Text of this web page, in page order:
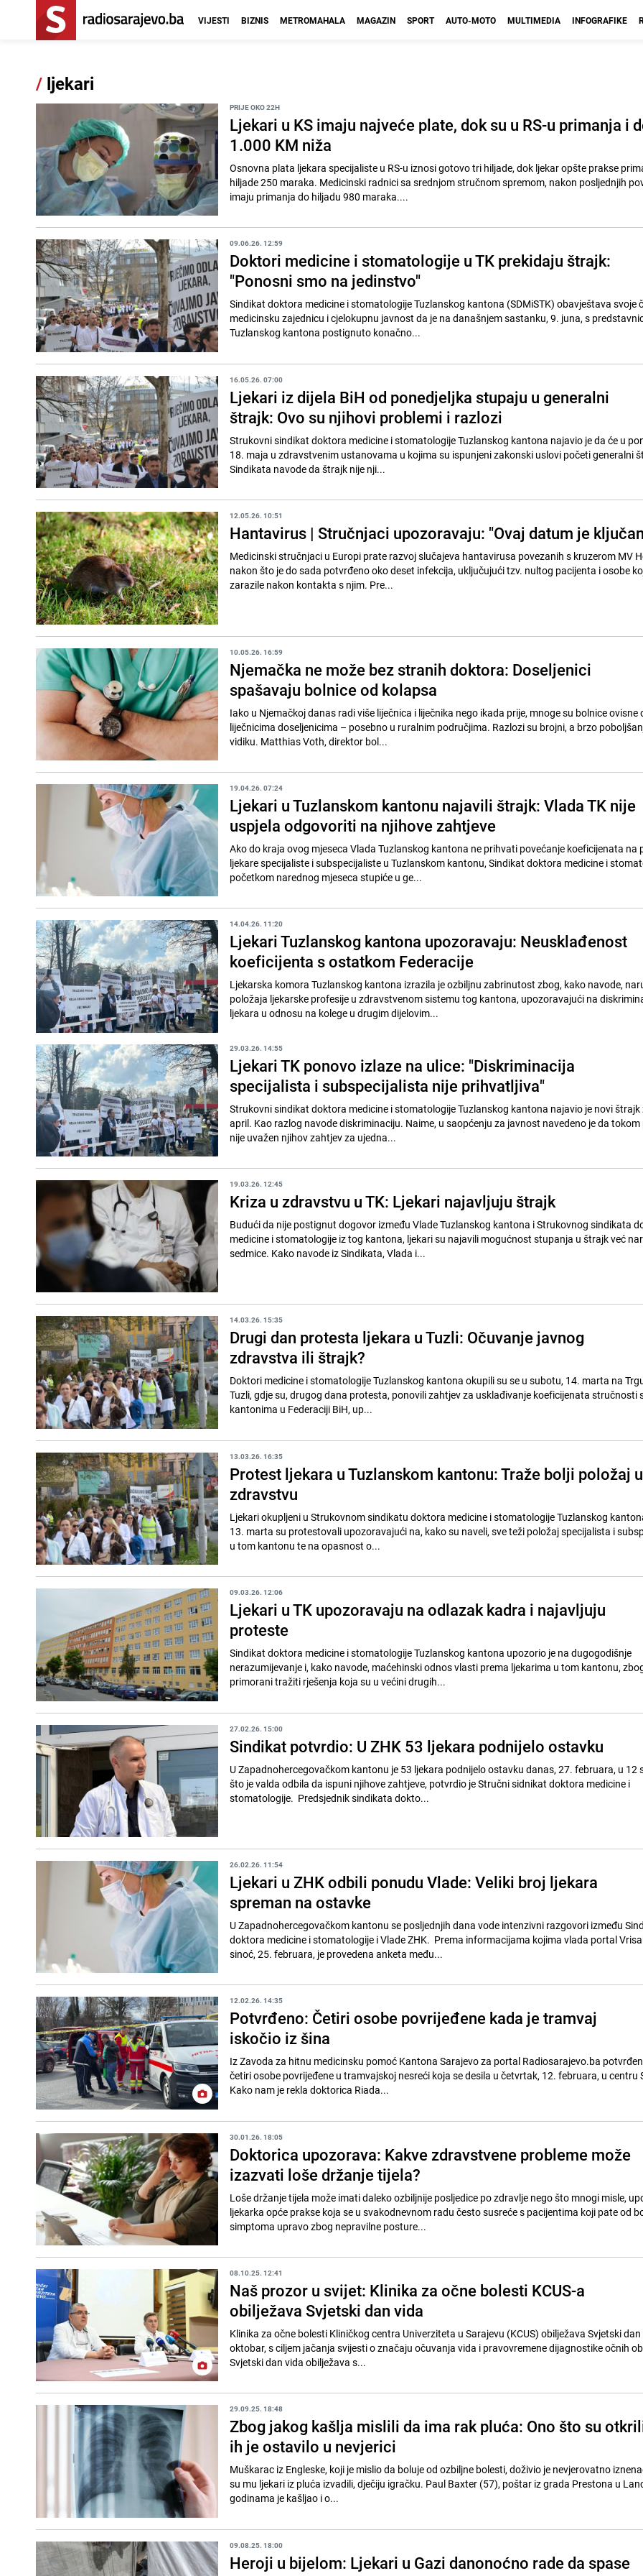
VIJESTI BIZNIS METROMAHALA MAGAZIN SPORT AUTO-MOTO MULTIMEDIA INFOGRAFIKE
/ ljekari
PRIJE OKO 22H
Ljekari u KS imaju najveće plate, dok su u RS-u primanja i
1.000 KM niža
Osnovna plata ljekara specijaliste u RS-u iznosi gotovo tri hiljade, dok ljekar opšte prakse
hiljade 250 maraka. Medicinski radnici sa srednjom stručnom spremom, nakon posljednjih
imaju primanja do hiljadu 980 maraka....
09.06.26. 12:59
Doktori medicine i stomatologije u TK prekidaju štrajk:
"Ponosni smo na jedinstvo"
Sindikat doktora medicine i stomatologije Tuzlanskog kantona (SDMiSTK) obavještava svoje
medicinsku zajednicu i cjelokupnu javnost da je na današnjem sastanku, 9. juna, s
Tuzlanskog kantona postignuto konačno...
16.05.26. 07:00
Ljekari iz dijela BiH od ponedjeljka stupaju u generalni
štrajk: Ovo su njihovi problemi i razlozi
Strukovni sindikat doktora medicine i stomatologije Tuzlanskog kantona najavio je da će u
18. maja u zdravstvenim ustanovama u kojima su ispunjeni zakonski uslovi početi generalni
Sindikata navode da štrajk nije nji...
12.05.26. 10:51
Hantavirus | Stručnjaci upozoravaju: "Ovaj datum je
Medicinski stručnjaci u Europi prate razvoj slučajeva hantavirusa povezanih s kruzerom MV
nakon što je do sada potvrđeno oko deset infekcija, uključujući tzv. nultog pacijenta i osobe
zarazile nakon kontakta s njim. Pre...
10.05.26. 16:59
Njemačka ne može bez stranih doktora: Doseljenici
spašavaju bolnice od kolapsa
Iako u Njemačkoj danas radi više liječnica i liječnika nego ikada prije, mnoge su bolnice ovisne
liječnicima doseljenicima – posebno u ruralnim područjima. Razlozi su brojni, a brzo
vidiku. Matthias Voth, direktor bol...
19.04.26. 07:24
Ljekari u Tuzlanskom kantonu najavili štrajk: Vlada TK nije
uspjela odgovoriti na njihove zahtjeve
Ako do kraja ovog mjeseca Vlada Tuzlanskog kantona ne prihvati povećanje koeficijenata na
ljekare specijaliste i subspecijaliste u Tuzlanskom kantonu, Sindikat doktora medicine i
početkom narednog mjeseca stupiće u ge...
14.04.26. 11:20
Ljekari Tuzlanskog kantona upozoravaju: Neusklađenost
koeficijenta s ostatkom Federacije
Ljekarska komora Tuzlanskog kantona izrazila je ozbiljnu zabrinutost zbog, kako navode,
položaja ljekarske profesije u zdravstvenom sistemu tog kantona, upozoravajući na
ljekara u odnosu na kolege u drugim dijelovim...
29.03.26. 14:55
Ljekari TK ponovo izlaze na ulice: "Diskriminacija
specijalista i subspecijalista nije prihvatljiva"
Strukovni sindikat doktora medicine i stomatologije Tuzlanskog kantona najavio je novi štrajk
april. Kao razlog navode diskriminaciju. Naime, u saopćenju za javnost navedeno je da
nije uvažen njihov zahtjev za ujedna...
19.03.26. 12:45
Kriza u zdravstvu u TK: Ljekari najavljuju štrajk
Budući da nije postignut dogovor između Vlade Tuzlanskog kantona i Strukovnog sindikata
medicine i stomatologije iz tog kantona, ljekari su najavili mogućnost stupanja u štrajk već
sedmice. Kako navode iz Sindikata, Vlada i...
14.03.26. 15:35
Drugi dan protesta ljekara u Tuzli: Očuvanje javnog
zdravstva ili štrajk?
Doktori medicine i stomatologije Tuzlanskog kantona okupili su se u subotu, 14. marta na
Tuzli, gdje su, drugog dana protesta, ponovili zahtjev za usklađivanje koeficijenata stručnosti
kantonima u Federaciji BiH, up...
13.03.26. 16:35
Protest ljekara u Tuzlanskom kantonu: Traže bolji položaj u
zdravstvu
Ljekari okupljeni u Strukovnom sindikatu doktora medicine i stomatologije Tuzlanskog
13. marta su protestovali upozoravajući na, kako su naveli, sve teži položaj specijalista i
u tom kantonu te na opasnost o...
09.03.26. 12:06
Ljekari u TK upozoravaju na odlazak kadra i najavljuju
proteste
Sindikat doktora medicine i stomatologije Tuzlanskog kantona upozorio je na dugogodišnje
nerazumijevanje i, kako navode, maćehinski odnos vlasti prema ljekarima u tom kantonu,
primorani tražiti rješenja koja su u većini drugih...
27.02.26. 15:00
Sindikat potvrdio: U ZHK 53 ljekara podnijelo ostavku
U Zapadnohercegovačkom kantonu je 53 ljekara podnijelo ostavku danas, 27. februara, u 12
što je valda odbila da ispuni njihove zahtjeve, potvrdio je Stručni sidnikat doktora medicine i
stomatologije. Predsjednik sindikata dokto...
26.02.26. 11:54
Ljekari u ZHK odbili ponudu Vlade: Veliki broj ljekara
spreman na ostavke
U Zapadnohercegovačkom kantonu se posljednjih dana vode intenzivni razgovori između
doktora medicine i stomatologije i Vlade ZHK. Prema informacijama kojima vlada portal
sinoć, 25. februara, je provedena anketa među...
12.02.26. 14:35
Potvrđeno: Četiri osobe povrijeđene kada je tramvaj
iskočio iz šina
Iz Zavoda za hitnu medicinsku pomoć Kantona Sarajevo za portal Radiosarajevo.ba
četiri osobe povrijeđene u tramvajskoj nesreći koja se desila u četvrtak, 12. februara, u centru
Kako nam je rekla doktorica Riada...
30.01.26. 18:05
Doktorica upozorava: Kakve zdravstvene probleme može
izazvati loše držanje tijela?
Loše držanje tijela može imati daleko ozbiljnije posljedice po zdravlje nego što mnogi misle,
ljekarka opće prakse koja se u svakodnevnom radu često susreće s pacijentima koji pate od
simptoma upravo zbog nepravilne posture...
08.10.25. 12:41
Naš prozor u svijet: Klinika za očne bolesti KCUS-a
obilježava Svjetski dan vida
Klinika za očne bolesti Kliničkog centra Univerziteta u Sarajevu (KCUS) obilježava Svjetski dan
oktobar, s ciljem jačanja svijesti o značaju očuvanja vida i pravovremene dijagnostike očnih
Svjetski dan vida obilježava s...
29.09.25. 18:48
Zbog jakog kašlja mislili da ima rak pluća: Ono što su
ih je ostavilo u nevjerici
Muškarac iz Engleske, koji je mislio da boluje od ozbiljne bolesti, doživio je nevjerovatno
su mu ljekari iz pluća izvadili, dječiju igračku. Paul Baxter (57), poštar iz grada Prestona u
godinama je kašljao i o...
09.08.25. 18:00
Heroji u bijelom: Ljekari u Gazi danonoćno rade da spase